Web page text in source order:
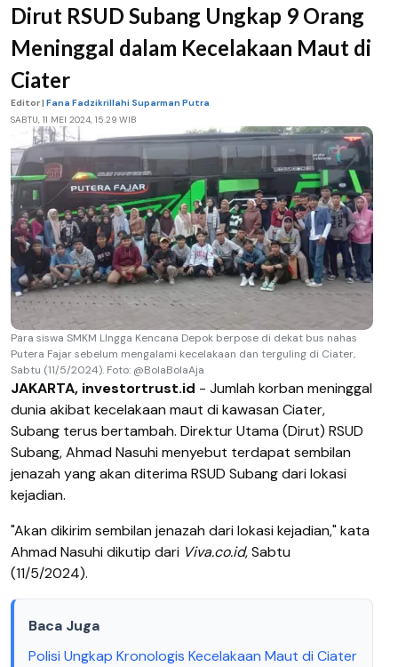
Dirut RSUD Subang Ungkap 9 Orang
Meninggal dalam Kecelakaan Maut di
Ciater
Editor | Fana Fadzikrillahi Suparman Putra
SABTU, 11 MEI 2024, 15.29 WIB
Para siswa SMKM LIngga Kencana Depok berpose di dekat bus nahas
Putera Fajar sebelum mengalami kecelakaan dan terguling di Ciater,
Sabtu (11/5/2024). Foto: @BolaBolaAja
JAKARTA, investortrust.id - Jumlah korban meninggal
dunia akibat kecelakaan maut di kawasan Ciater,
Subang terus bertambah. Direktur Utama (Dirut) RSUD
Subang, Ahmad Nasuhi menyebut terdapat sembilan
jenazah yang akan diterima RSUD Subang dari lokasi
kejadian.
"Akan dikirim sembilan jenazah dari lokasi kejadian," kata
Ahmad Nasuhi dikutip dari Viva.co.id, Sabtu
(11/5/2024).
Baca Juga
Polisi Ungkap Kronologis Kecelakaan Maut di Ciater